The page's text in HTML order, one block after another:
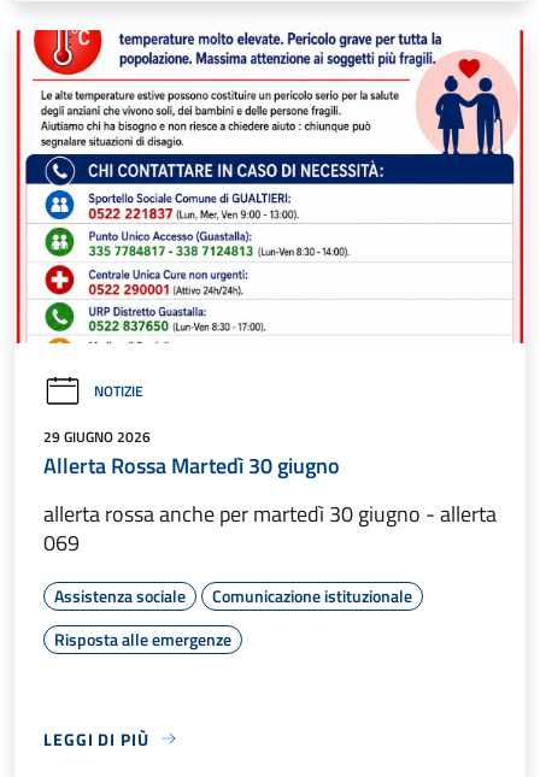
NOTIZIE
29 GIUGNO 2026
Allerta Rossa Martedì 30 giugno
allerta rossa anche per martedì 30 giugno - allerta
069
Assistenza sociale
Comunicazione istituzionale
Risposta alle emergenze
LEGGI DI PIÙ